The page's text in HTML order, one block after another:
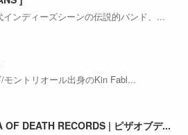
インディーズシーンの伝説的バンド、...
/モントリオール出身のKin Fabl...
OF DEATH RECORDS | ピザオブデ...